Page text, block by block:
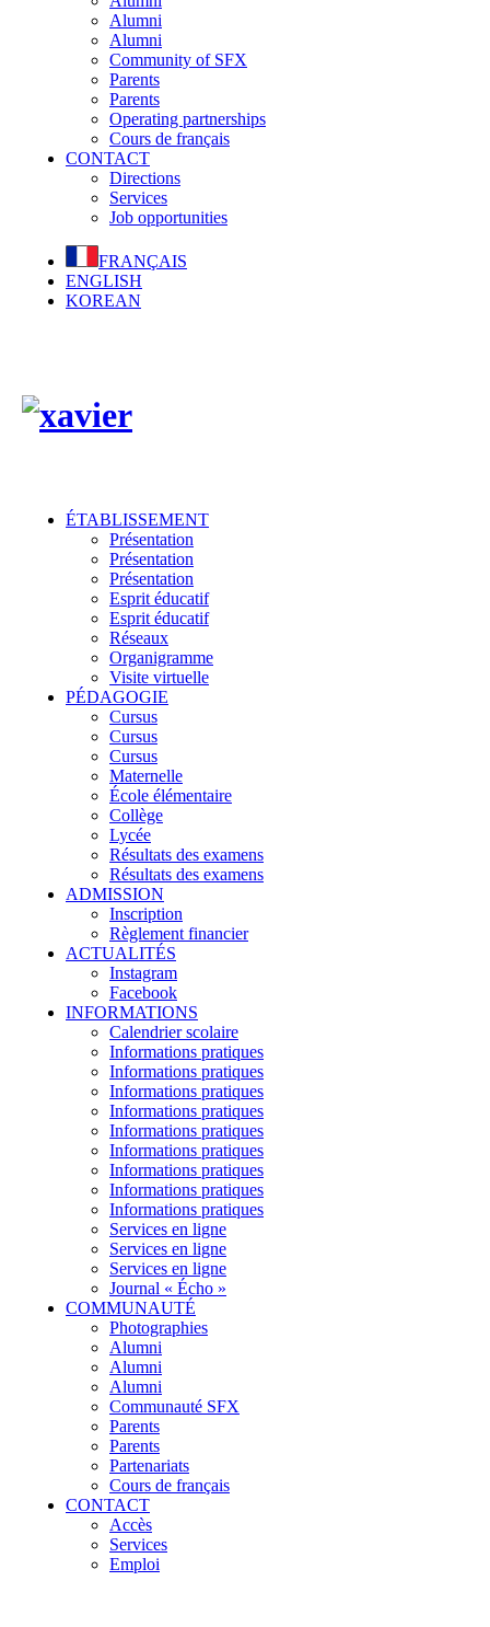
Alumni
Alumni
Community of SFX
Parents
Parents
Operating partnerships
Cours de français
CONTACT
Directions
Services
Job opportunities
FRANÇAIS
ENGLISH
KOREAN
ÉTABLISSEMENT
Présentation
Présentation
Présentation
Esprit éducatif
Esprit éducatif
Réseaux
Organigramme
Visite virtuelle
PÉDAGOGIE
Cursus
Cursus
Cursus
Maternelle
École élémentaire
Collège
Lycée
Résultats des examens
Résultats des examens
ADMISSION
Inscription
Règlement financier
ACTUALITÉS
Instagram
Facebook
INFORMATIONS
Calendrier scolaire
Informations pratiques
Informations pratiques
Informations pratiques
Informations pratiques
Informations pratiques
Informations pratiques
Informations pratiques
Informations pratiques
Informations pratiques
Services en ligne
Services en ligne
Services en ligne
Journal « Écho »
COMMUNAUTÉ
Photographies
Alumni
Alumni
Alumni
Communauté SFX
Parents
Parents
Partenariats
Cours de français
CONTACT
Accès
Services
Emploi